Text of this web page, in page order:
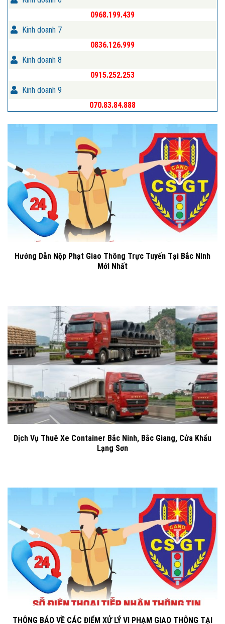
0968.199.439
Kinh doanh 7
0836.126.999
Kinh doanh 8
0915.252.253
Kinh doanh 9
070.83.84.888
Hướng Dẫn Nộp Phạt Giao Thông Trực Tuyến Tại Bắc Ninh
Mới Nhất
Dịch Vụ Thuê Xe Container Bắc Ninh, Bắc Giang, Cửa Khẩu
Lạng Sơn
THÔNG BÁO VỀ CÁC ĐIỂM XỬ LÝ VI PHẠM GIAO THÔNG TẠI